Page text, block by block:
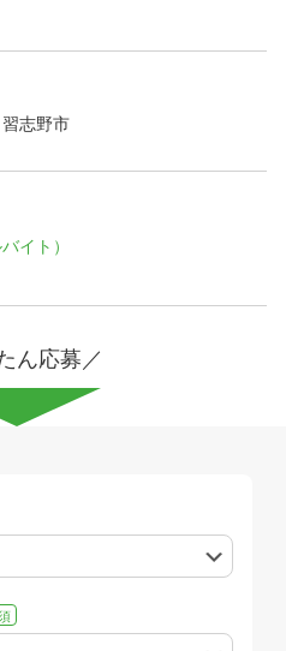
志野市
イト）
ん応募／